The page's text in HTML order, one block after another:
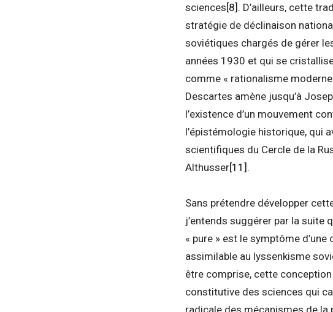
sciences[8] . D’ailleurs, cette
stratégie de déclinaison
soviétiques chargés de gérer
années 1930 et qui se
comme « rationalisme
Descartes amène jusqu’à
l’existence d’un mouvement
l’épistémologie historique, qui
scientifiques du Cercle de la
Althusser[11] .
Sans prétendre développer
j’entends suggérer par la suite
« pure » est le symptôme
assimilable au lyssenkisme
être comprise, cette
constitutive des sciences qui
radicale des mécanismes de